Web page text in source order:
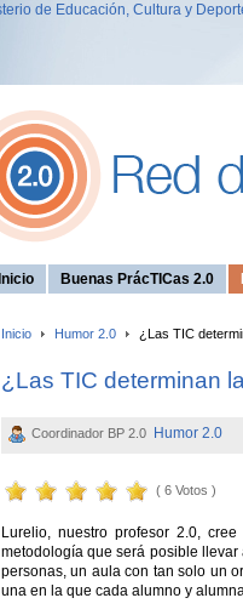
Inicio Buenas PrácTICas 2.0
Inicio Humor 2.0 ¿Las TIC
¿Las TIC determinan
Coordinador BP 2.0 Humor 2.0
( 6 Votos )
Lurelio, nuestro profesor 2.0,
metodología que será posible
personas, un aula con tan solo un
una en la que cada alumno y